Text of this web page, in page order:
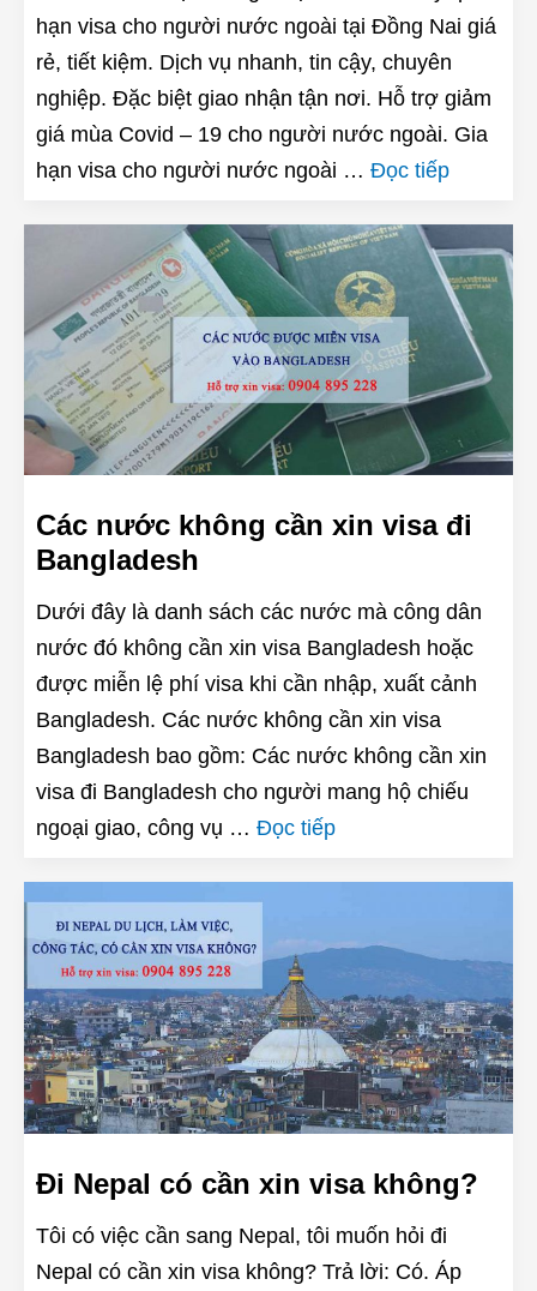
hạn visa cho người nước ngoài tại Đồng Nai giá
rẻ, tiết kiệm. Dịch vụ nhanh, tin cậy, chuyên
nghiệp. Đặc biệt giao nhận tận nơi. Hỗ trợ giảm
giá mùa Covid – 19 cho người nước ngoài. Gia
hạn visa cho người nước ngoài … Đọc tiếp
Các nước không cần xin visa đi
Bangladesh
Dưới đây là danh sách các nước mà công dân
nước đó không cần xin visa Bangladesh hoặc
được miễn lệ phí visa khi cần nhập, xuất cảnh
Bangladesh. Các nước không cần xin visa
Bangladesh bao gồm: Các nước không cần xin
visa đi Bangladesh cho người mang hộ chiếu
ngoại giao, công vụ … Đọc tiếp
Đi Nepal có cần xin visa không?
Tôi có việc cần sang Nepal, tôi muốn hỏi đi
Nepal có cần xin visa không? Trả lời: Có. Áp